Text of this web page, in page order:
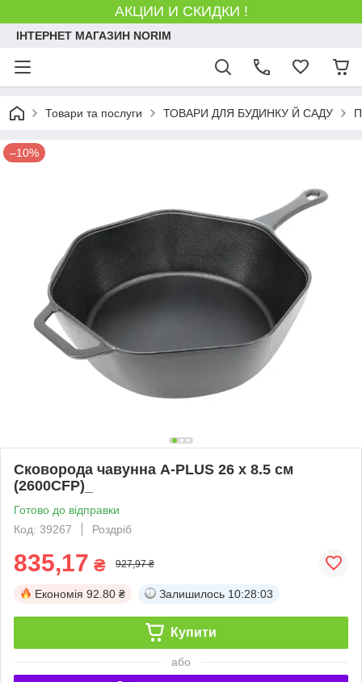
АКЦИИ И СКИДКИ !
ІНТЕРНЕТ МАГАЗИН NORIM
Товари та послуги ТОВАРИ ДЛЯ БУДИНКУ Й САДУ
–10%
Сковорода чавунна A-PLUS 26 х 8.5 см
(2600CFP)_
Готово до відправки
Код: 39267
Роздріб
835,17 ₴ 927,97 ₴
Економія 92.80 ₴ Залишилось 10:28:02
Купити
або